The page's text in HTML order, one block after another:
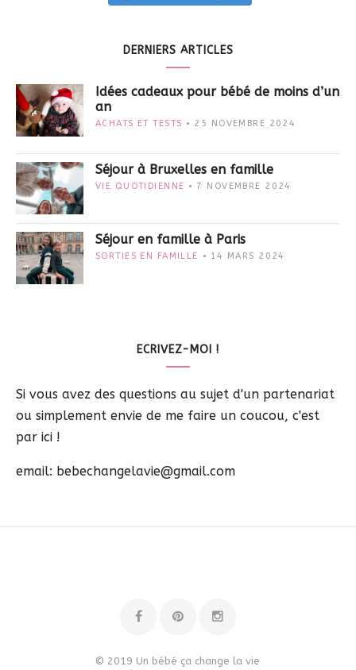
DERNIERS ARTICLES
Idées cadeaux pour bébé de moins d’un
an
ACHATS ET TESTS 25 NOVEMBRE 2024
Séjour à Bruxelles en famille
VIE QUOTIDIENNE 7 NOVEMBRE 2024
Séjour en famille à Paris
SORTIES EN FAMILLE 14 MARS 2024
ECRIVEZ-MOI !
Si vous avez des questions au sujet d'un partenariat
ou simplement envie de me faire un coucou, c'est
par ici !
email: bebechangelavie@gmail.com
© 2019 Un bébé ça change la vie